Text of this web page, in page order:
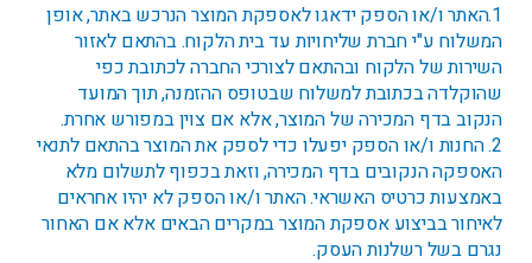
1.האתר ו/או הספק ידאגו לאספקת המוצר הנרכש באתר, אופן
המשלוח ע"י חברת שליחויות עד בית הלקוח. בהתאם לאזור
השירות של הלקוח ובהתאם לצורכי החברה לכתובת כפי
שהוקלדה בכתובת למשלוח שבטופס ההזמנה, תוך המועד
הנקוב בדף המכירה של המוצר, אלא אם צוין במפורש אחרת.
2. החנות ו/או הספק יפעלו כדי לספק את המוצר בהתאם לתנאי
האספקה הנקובים בדף המכירה, וזאת בכפוף לתשלום מלא
באמצעות כרטיס האשראי. האתר ו/או הספק לא יהיו אחראים
לאיחור בביצוע אספקת המוצר במקרים הבאים אלא אם האחור
נגרם בשל רשלנות העסק.